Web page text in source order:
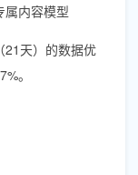
属内容模型
21天）的数据优
。